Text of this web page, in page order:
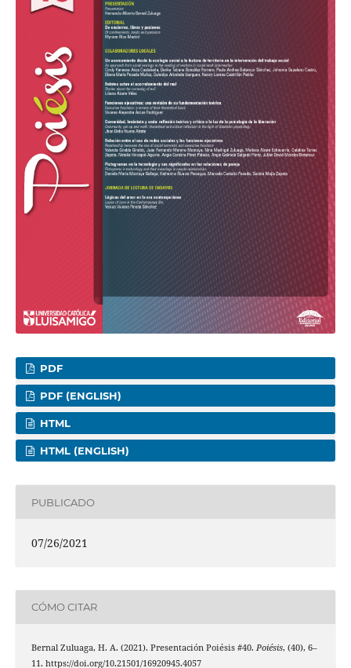
PDF
PDF (ENGLISH)
HTML
HTML (ENGLISH)
PUBLICADO
07/26/2021
CÓMO CITAR
Bernal Zuluaga, H. A. (2021). Presentación Poiésis #40. Poiésis, (40), 6–
11. https://doi.org/10.21501/16920945.4057